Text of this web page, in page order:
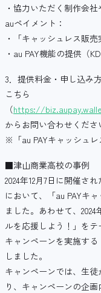
・協力いただく制作会
auペイメント：
・「キャッシュレス販
・au PAY機能の提供（
3．提供料金・申し込み
こちら
（https://
からお問い合わせくださ
※「au PAYキャッシュレ
■津山商業高校の事例
2024年12月7日に開催さ
において、「au PAYキ
ました。あわせて、
ルを応援しよう！」を
キャンペーンを実施す
しました。
キャンペーンでは、生
り、キャンペーンの企